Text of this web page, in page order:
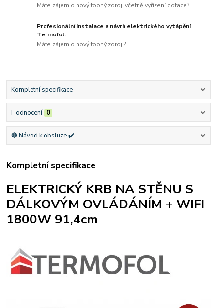
Máte zájem o nový topný zdroj, včetně vyřízení dotace?
Profesionální instalace a návrh elektrického vytápění
Termofol.
Máte zájem o nový topný zdroj ?
Kompletní specifikace
Hodnocení 0
🔴 Návod k obsluze ✔️
Kompletní specifikace
ELEKTRICKÝ KRB NA STĚNU S
DÁLKOVÝM OVLÁDÁNÍM + WIFI
1800W 91,4cm